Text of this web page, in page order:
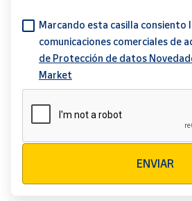
Marcando esta casilla consiento
comunicaciones comerciales de
de Protección de datos
Market
ENVIAR